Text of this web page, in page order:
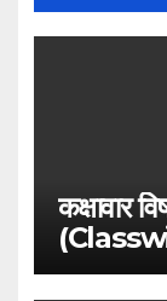
कक्षावार